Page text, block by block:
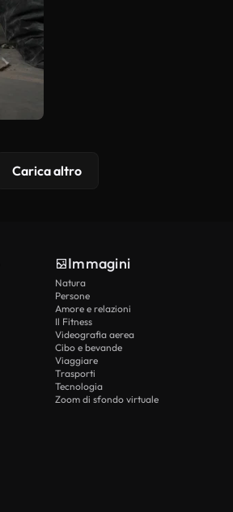
Carica altro
Immagini
Natura
Persone
Amore e relazioni
Il Fitness
Videografia aerea
Cibo e bevande
Viaggiare
Trasporti
Tecnologia
Zoom di sfondo virtuale